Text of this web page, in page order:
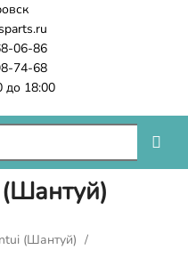
06-86
74-68
до 18:00
(Шантуй)
(Шантуй)